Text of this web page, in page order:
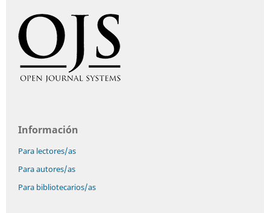
Información
Para lectores/as
Para autores/as
Para bibliotecarios/as